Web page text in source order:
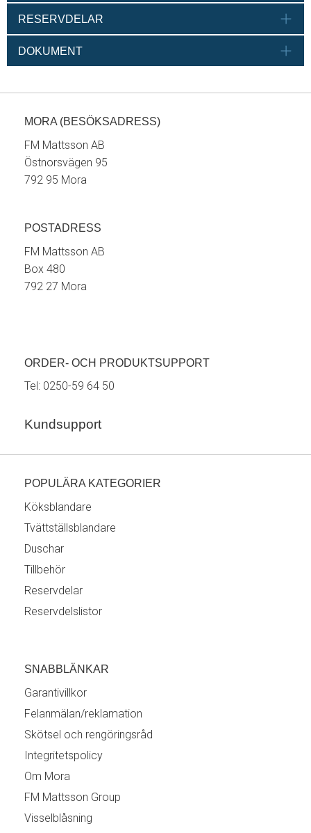
RESERVDELAR
DOKUMENT
MORA (BESÖKSADRESS)
FM Mattsson AB
Östnorsvägen 95
792 95 Mora
POSTADRESS
FM Mattsson AB
Box 480
792 27 Mora
ORDER- OCH PRODUKTSUPPORT
Tel: 0250-59 64 50
Kundsupport
POPULÄRA KATEGORIER
Köksblandare
Tvättställsblandare
Duschar
Tillbehör
Reservdelar
Reservdelslistor
SNABBLÄNKAR
Garantivillkor
Felanmälan/reklamation
Skötsel och rengöringsråd
Integritetspolicy
Om Mora
FM Mattsson Group
Visselblåsning